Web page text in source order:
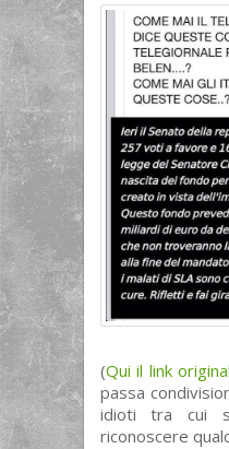
(Qui il link
passa
idioti tra cui
riconoscere